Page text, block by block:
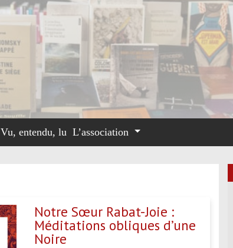
Vu, entendu, lu L’association
Notre Sœur Rabat-Joie :
Méditations obliques d’une
Noire